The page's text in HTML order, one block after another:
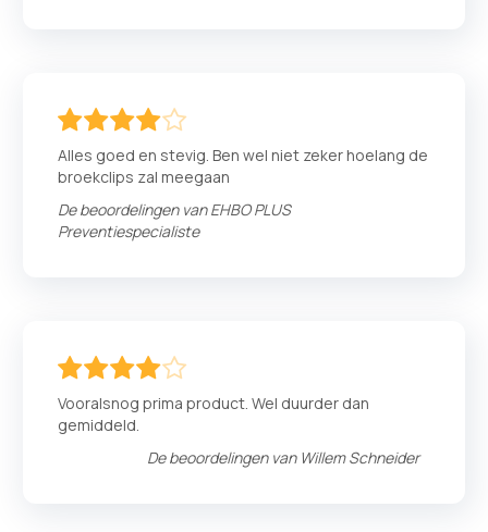
Alles goed en stevig. Ben wel niet zeker hoelang de
broekclips zal meegaan
De beoordelingen vanEHBO PLUS
Preventiespecialiste
Vooralsnog prima product. Wel duurder dan
gemiddeld.
De beoordelingen van Willem Schneider